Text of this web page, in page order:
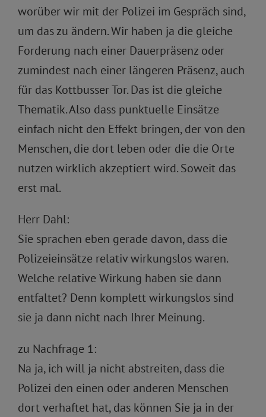
worüber wir mit der Polizei im Gespräch sind,
um das zu ändern. Wir haben ja die gleiche
Forderung nach einer Dauerpräsenz oder
zumindest nach einer längeren Präsenz, auch
für das Kottbusser Tor. Das ist die gleiche
Thematik. Also dass punktuelle Einsätze
einfach nicht den Effekt bringen, der von den
Menschen, die dort leben oder die die Orte
nutzen wirklich akzeptiert wird. Soweit das
erst mal.
Herr Dahl:
Sie sprachen eben gerade davon, dass die
Polizeieinsätze relativ wirkungslos waren.
Welche relative Wirkung haben sie dann
entfaltet? Denn komplett wirkungslos sind
sie ja dann nicht nach Ihrer Meinung.
zu Nachfrage 1:
Na ja, ich will ja nicht abstreiten, dass die
Polizei den einen oder anderen Menschen
dort verhaftet hat, das können Sie ja in der